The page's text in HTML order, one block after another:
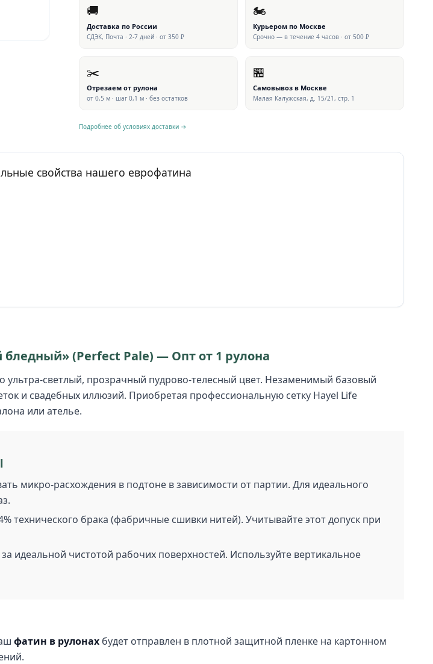
🚚
Доставка по России
СДЭК, Почта · 2-7 дней · от 350 ₽
🏍
Курьером по Москве
Срочно — в течение 4 часов · от 500 ₽
✂️
Отрезаем от рулона
от 0,5 м · шаг 0,1 м · без остатков
🏪
Самовывоз в Москве
Малая Калужская, д. 15/21, стр. 1
Подробнее об условиях доставки →
свойства нашего еврофатина
(Perfect Pale) — Опт от 1 рулона
ультра-светлый, прозрачный пудрово-телесный цвет. Незаменимый базовый
и свадебных иллюзий. Приобретая профессиональную сетку Hayel Life
или ателье.
микро-расхождения в подтоне в зависимости от партии. Для идеального
технического брака (фабричные сшивки нитей). Учитывайте этот допуск при
идеальной чистотой рабочих поверхностей. Используйте вертикальное
фатин в рулонах будет отправлен в плотной защитной пленке на картонном